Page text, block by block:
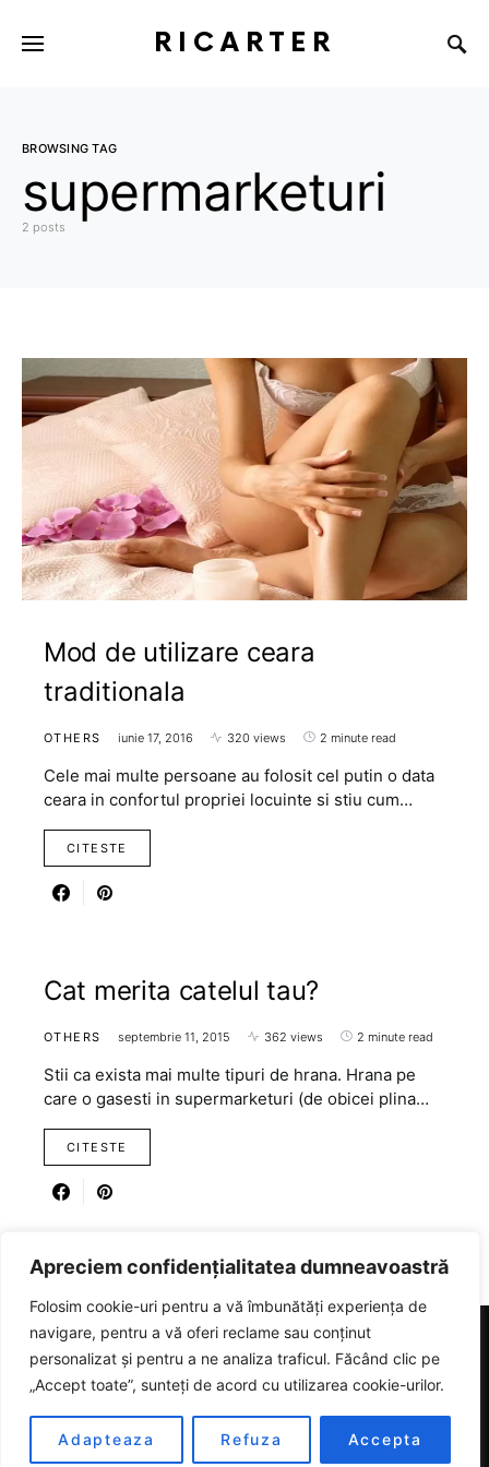
Apreciem confidențialitatea dumneavoastră
Folosim cookie-uri pentru a vă îmbunătăți experiența de
navigare, pentru a vă oferi reclame sau conținut
personalizat și pentru a ne analiza traficul. Făcând clic pe
„Accept toate”, sunteți de acord cu utilizarea cookie-urilor.
Adapteaza Refuza Accepta
RICARTER
BROWSING TAG
supermarketuri
2 posts
Mod de utilizare ceara
traditionala
OTHERS iunie 17, 2016 320 views 2 minute read
Cele mai multe persoane au folosit cel putin o data
ceara in confortul propriei locuinte si stiu cum…
CITESTE
Cat merita catelul tau?
OTHERS septembrie 11, 2015 362 views 2 minute read
Stii ca exista mai multe tipuri de hrana. Hrana pe
care o gasesti in supermarketuri (de obicei plina…
CITESTE
RICARTER
Designed & Developed bySmartSeoPack.com